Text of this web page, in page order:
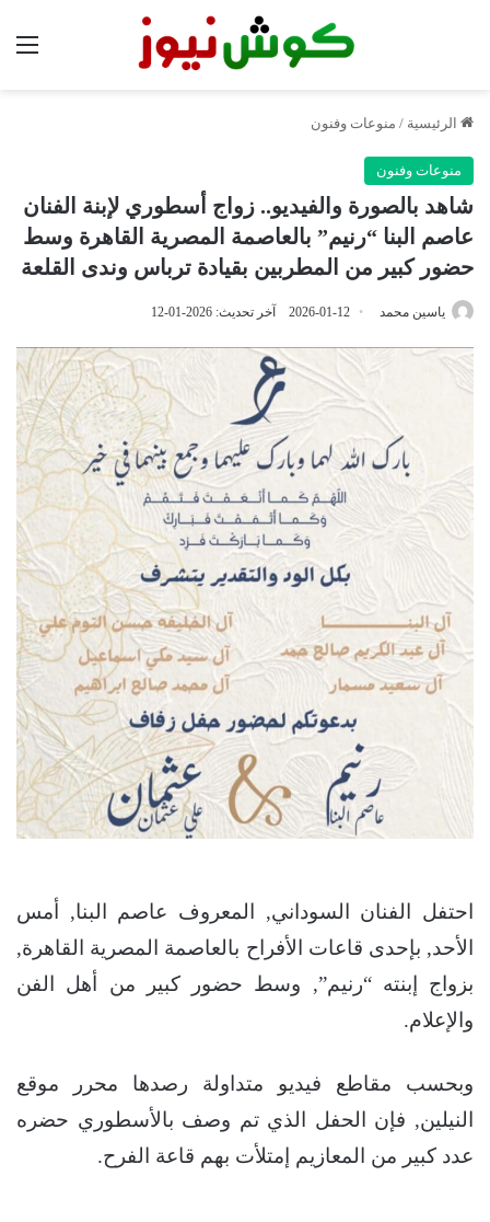
الرئيسية / منوعات وفنون
منوعات وفنون
شاهد بالصورة والفيديو.. زواج أسطوري لإبنة الفنان
عاصم البنا “رنيم” بالعاصمة المصرية القاهرة وسط
حضور كبير من المطربين بقيادة ترباس وندى القلعة
ياسين محمد 2026-01-12 آخر تحديث: 2026-01-12
احتفل الفنان السوداني, المعروف عاصم البنا, أمس
الأحد, بإحدى قاعات الأفراح بالعاصمة المصرية القاهرة,
بزواج إبنته “رنيم”, وسط حضور كبير من أهل الفن
والإعلام.
وبحسب مقاطع فيديو متداولة رصدها محرر موقع
النيلين, فإن الحفل الذي تم وصف بالأسطوري حضره
عدد كبير من المعازيم إمتلأت بهم قاعة الفرح.